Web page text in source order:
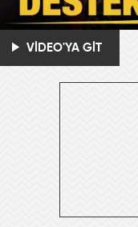
VİDEO'YA GİT